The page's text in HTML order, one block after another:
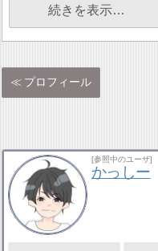
続きを表示…
プロフィール
[参照中のユーザ]
かっしー